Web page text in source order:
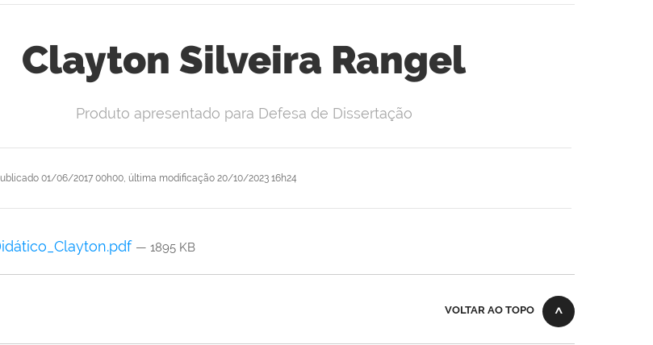
Clayton Silveira Rangel
01/06/2017 00h00, última modificação 20/10/2023 16h24
Produto apresentado para Defesa de Dissertação
— 1895 KB
VOLTAR AO TOPO